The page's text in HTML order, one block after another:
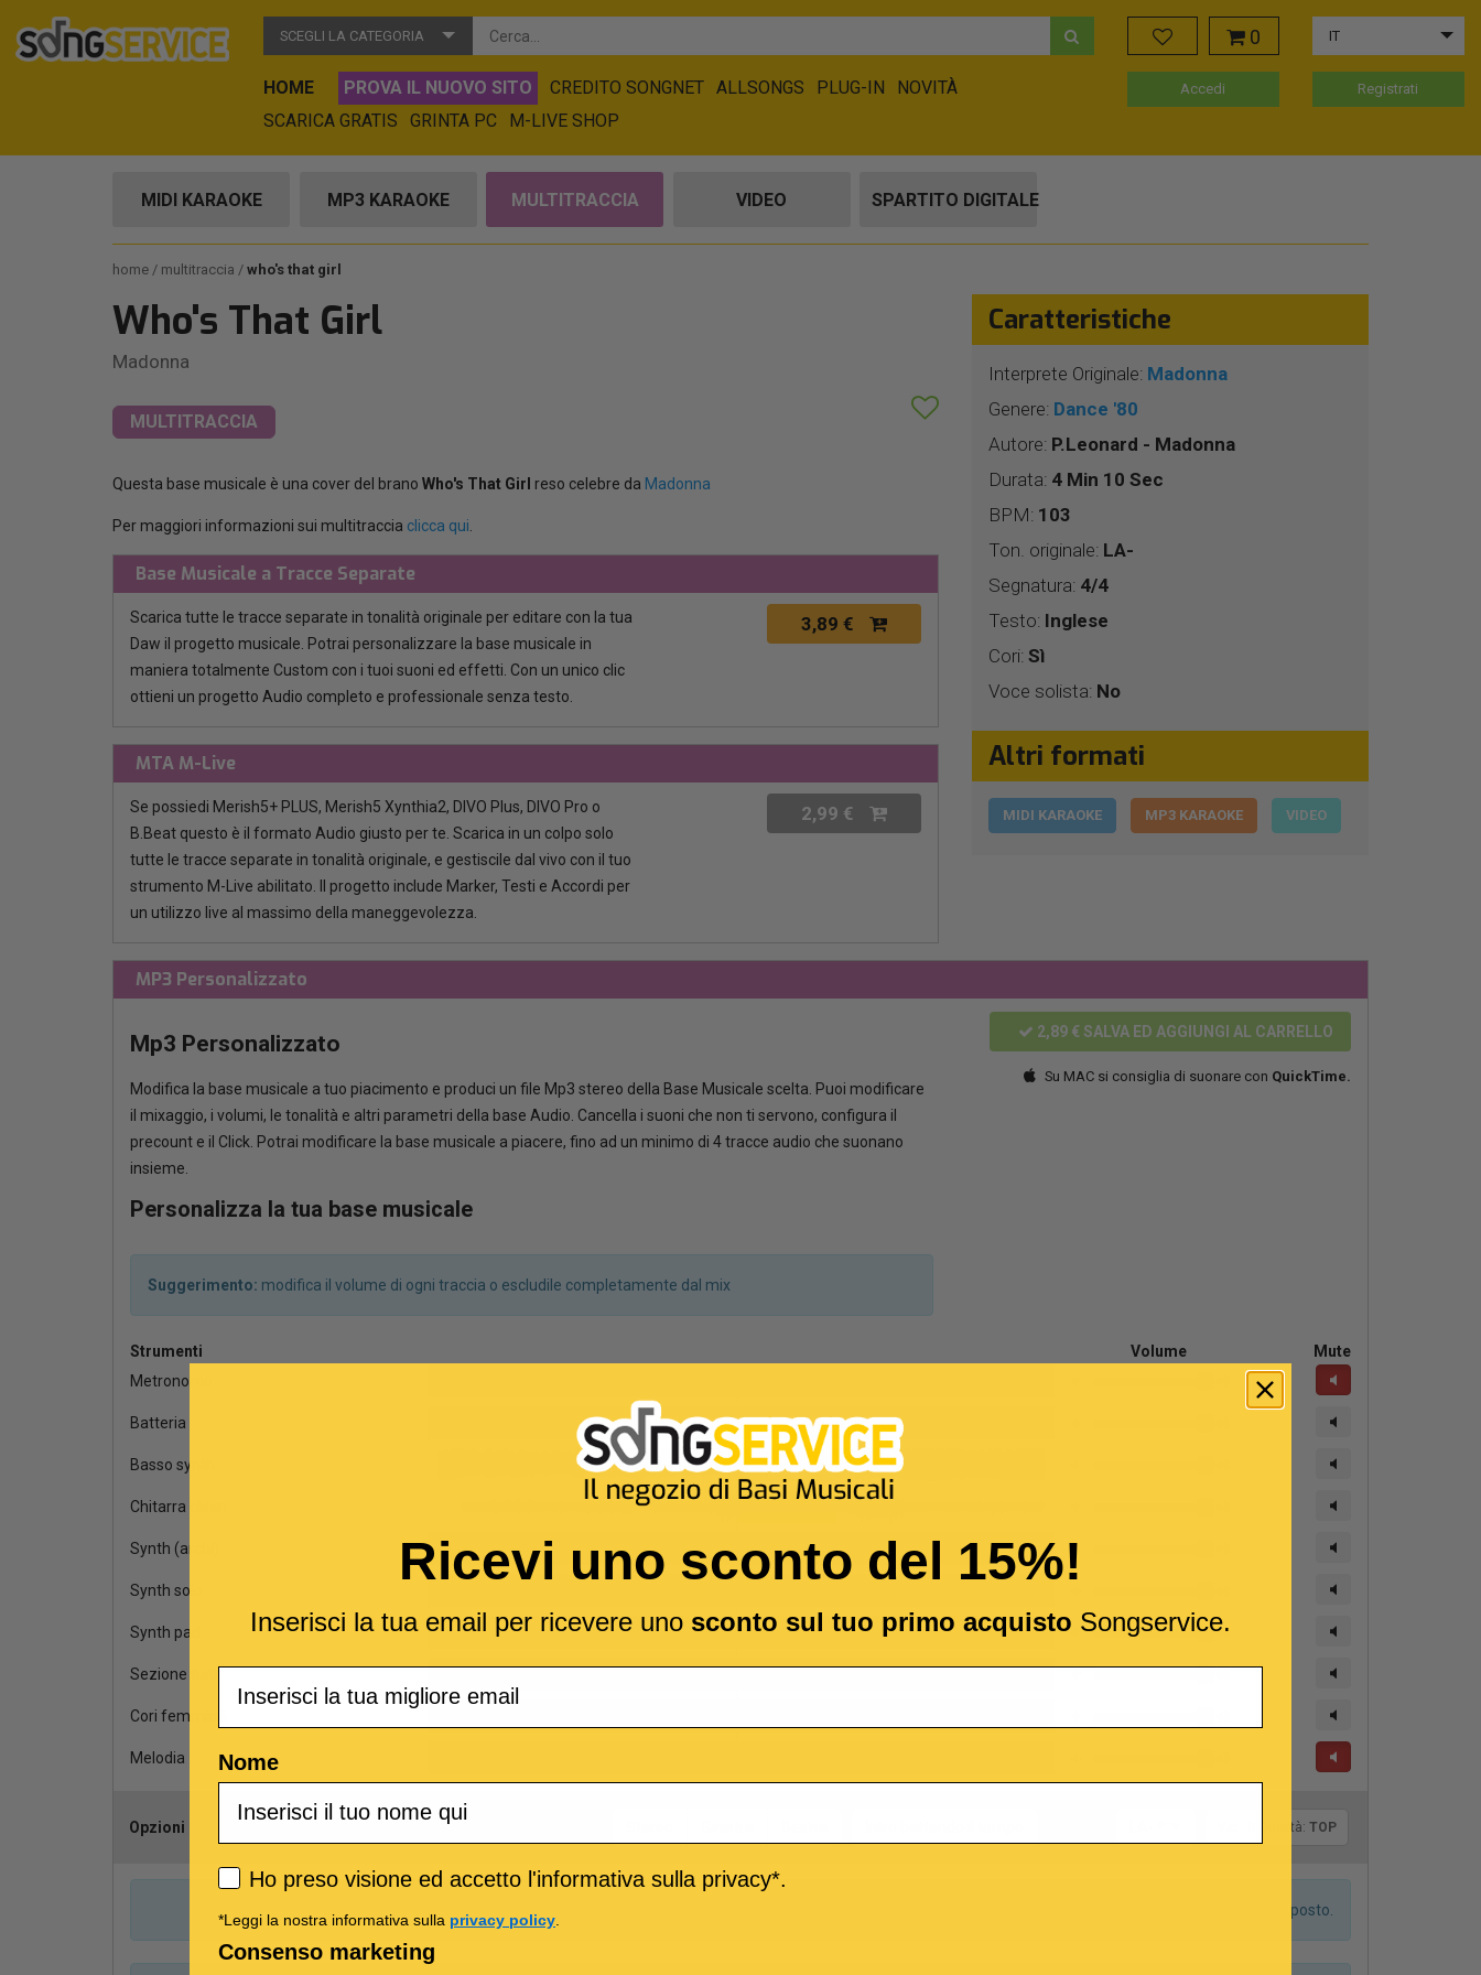
SCEGLI LA CATEGORIA
HOME PROVA IL NUOVO SITO CREDITO SONGNET ALLSONGS PLUG-IN
NOVITÀ
SCARICA GRATIS
GRINTA PC M-LIVE SHOP
0 IT
Accedi Registrati
MIDI KARAOKE MP3 KARAOKE MULTITRACCIA VIDEO SPARTITO DIGITALE
home multitraccia who's that girl
Who's That Girl
Madonna
MULTITRACCIA
Questa base musicale è una cover del brano Who's That Girl reso celebre da Madonna
Per maggiori informazioni sui multitraccia clicca qui
Base Musicale a Tracce Separate
Scarica tutte le tracce separate in tonalità originale per editare con la tua
Daw il progetto musicale. Potrai personalizzare la base musicale in
maniera totalmente Custom con i tuoi suoni ed effetti. Con un unico clic
ottieni un progetto Audio completo e professionale senza testo.
3,89 €
MTA M-Live
Se possiedi Merish5+ PLUS, Merish5 Xynthia2, DIVO Plus, DIVO Pro o
B.Beat questo è il formato Audio giusto per te. Scarica in un colpo solo
tutte le tracce separate in tonalità originale, e gestiscile dal vivo con il tuo
strumento M-Live abilitato. Il progetto include Marker, Testi e Accordi per
un utilizzo live al massimo della maneggevolezza.
2,99 €
Caratteristiche
Interprete Originale: Madonna
Genere: Dance '80
Autore: P.Leonard - Madonna
Durata: 4 Min 10 Sec
BPM: 103
Ton. originale: LA-
Segnatura: 4/4
Testo: Inglese
Cori: Sì
Voce solista: No
Altri formati
MIDI KARAOKE MP3 KARAOKE VIDEO
MP3 Personalizzato
Mp3 Personalizzato
Modifica la base musicale a tuo piacimento e produci un file Mp3 stereo della Base Musicale scelta. Puoi modificare
il mixaggio, i volumi, le tonalità e altri parametri della base Audio. Cancella i suoni che non ti servono, configura il
precount e il Click. Potrai modificare la base musicale a piacere, fino ad un minimo di 4 tracce audio che suonano
insieme.
2,89 €SALVA ED AGGIUNGI AL CARRELLO
Su MAC si consiglia di suonare con QuickTime.
Personalizza la tua base musicale
Suggerimento: modifica il volume di ogni traccia o escludile completamente dal mix
Strumenti Volume
Mute
Metronomo
Batteria
Basso synth
Chitarra clean
Synth (archi)
Synth solo
Synth pad
Sezione fiati
Cori femminili
Melodia
Opzioni Scegli il canale per il CLICK Qualità: TOP
Se la base Metronomo-Click viene inserita su uno dei due canali la base suonerà sul canale opposto.
Ricevi uno sconto del 15%!
Inserisci la tua email per ricevere uno sconto sul tuo primo acquisto Songservice.
Nome
Privacy policy
Ho preso visione ed accetto l'informativa sulla privacy*.
*Leggi la nostra informativa sulla privacy policy
Consenso marketing